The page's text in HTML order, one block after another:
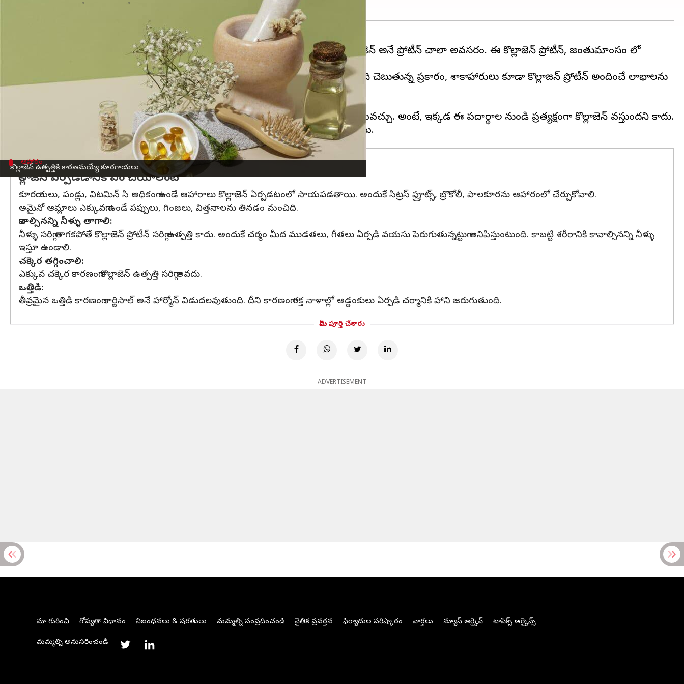
కొల్లాజెన్ ఉత్పత్తికి కారణమయ్యే కూరగాయలు
కోసం, కీళ్ళు ఆరోగ్యంగా ఉండడం కోసం, ఎముకలు బలంగా ఉండడానికి కొల్లాజెన్ అనే ప్రోటీన్ చాలా అవసరం. ఈ కొల్లాజెన్ ప్రోటీన్, జంతుమాంసం లో
మరి శాకాహారులకుకొల్లాజెన్లభించదా అని ఆశ్చర్యపోకండి. పోషకాహార నిపుణులు మైత్రి త్రివేది చెబుతున్న ప్రకారం, శాకాహారులు కూడా కొల్లాజన్ ప్రోటీన్ అందించే లాభాలను
మొక్కల నుండి వచ్చే ఆహారాల్లో కొల్లాజెన్ ప్రోటీన్:
గోధుమ, బఠాణీలు, సోయా వంటి వాటి నుండి కొల్లాజెన్ ప్రోటీన్ సప్లిమెంట్స్ ను తయారు చేయవచ్చు. అంటే, ఇక్కడ ఈ పదార్థాల నుండి ప్రత్యక్షంగా కొల్లాజెన్ వస్తుందని కాదు.
ఆహారం
కొల్లాజెన్ ఏర్పడడానికి ఏం చేయాలంటే
కూరగాయలు, పండ్లు, విటమిన్ సి అధికంగా ఉండే ఆహారాలు కొల్లాజెన్ ఏర్పడటంలో సాయపడతాయి. అందుకే సిట్రస్ ఫ్రూట్స్, బ్రొకోలీ, పాలకూరను ఆహారంలో చేర్చుకోవాలి.
అమైనో ఆమ్లాలు ఎక్కువగా ఉండే పప్పులు, గింజలు, విత్తనాలను తినడం మంచిది.
కావాల్సినన్ని నీళ్ళు తాగాలి:
నీళ్ళు సరిగ్గా తాగకపోతే కొల్లాజెన్ ప్రోటీన్ సరిగ్గా ఉత్పత్తి కాదు. అందుకే చర్మం మీద ముడతలు, గీతలు ఏర్పడి వయసు పెరుగుతున్నట్టుగా అనిపిస్తుంటుంది. కాబట్టి శరీరానికి కావాల్సినన్ని నీళ్ళు
ఇస్తూ ఉండాలి.
చక్కెర తగ్గించాలి:
ఎక్కువ చక్కెర కారణంగా కొల్లాజెన్ ఉత్పత్తి సరిగ్గా అవదు.
ఒత్తిడి:
తీవ్రమైన ఒత్తిడి కారణంగా కార్టిసాల్ అనే హార్మోన్ విడుదలవుతుంది. దీని కారణంగా రక్త నాళాల్లో అడ్డంకులు ఏర్పడి చర్మానికి హాని జరుగుతుంది.
మీరు పూర్తి చేశారు
ADVERTISEMENT
మా గురించి గోప్యతా విధానం నిబంధనలు & షరతులు మమ్మల్ని సంప్రదించండి నైతిక ప్రవర్తన ఫిర్యాదుల పరిష్కారం వార్తలు న్యూస్ ఆర్కైవ్ టాపిక్స్ ఆర్కైవ్స్
మమ్మల్ని అనుసరించండి